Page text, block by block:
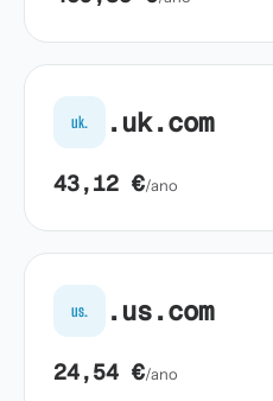
uk. .uk.com
43,12 €/ano
us. .us.com
24,54 €/ano